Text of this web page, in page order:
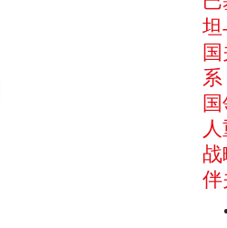
坦
战
伴